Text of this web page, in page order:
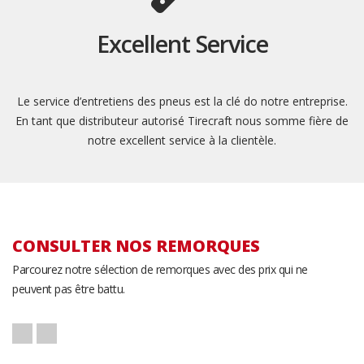
Excellent Service
Le service d’entretiens des pneus est la clé do notre entreprise.
En tant que distributeur autorisé Tirecraft nous somme fière de
notre excellent service à la clientèle.
CONSULTER NOS REMORQUES
Parcourez notre sélection de remorques avec des prix qui ne
peuvent pas être battu.